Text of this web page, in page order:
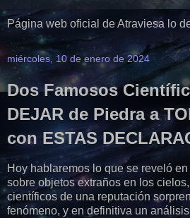
Página web oficial de Atraviesa lo
miércoles, 10 de enero de 2024
Dos Famosos
DEJAR de Piedra a
con ESTAS
Hoy hablaremos lo que se reveló
sobre objetos extraños en los
científicos de una reputación
fenómeno, y en definitiva un